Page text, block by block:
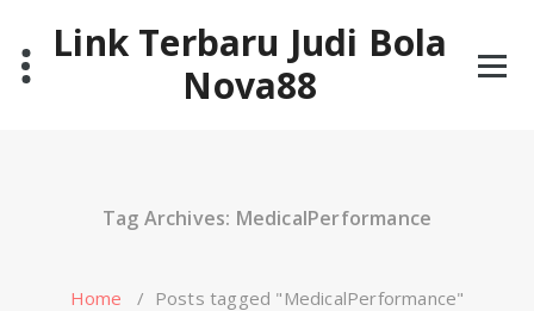
contentLink Terbaru Judi Bola
Nova88
Tag Archives: MedicalPerformance
Home / Posts tagged "MedicalPerformance"